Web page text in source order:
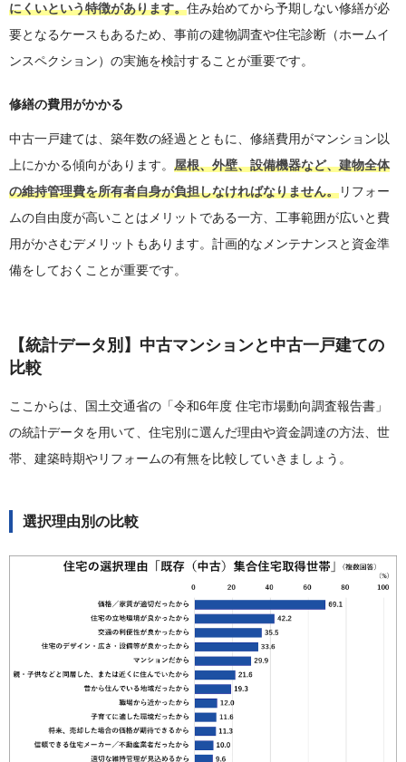
にくいという特徴があります。住み始めてから予期しない修繕が必
要となるケースもあるため、事前の建物調査や住宅診断（ホームイ
ンスペクション）の実施を検討することが重要です。
修繕の費用がかかる
中古一戸建ては、築年数の経過とともに、修繕費用がマンション以
上にかかる傾向があります。 屋根、外壁、設備機器など、建物全体
の維持管理費を所有者自身が負担しなければなりません。リフォー
ムの自由度が高いことはメリットである一方、工事範囲が広いと費
用がかさむデメリットもあります。計画的なメンテナンスと資金準
備をしておくことが重要です。
【統計データ別】中古マンションと中古一戸建ての
比較
ここからは、国土交通省の「令和6年度 住宅市場動向調査報告書」
の統計データを用いて、住宅別に選んだ理由や資金調達の方法、世
帯、建築時期やリフォームの有無を比較していきましょう。
選択理由別の比較